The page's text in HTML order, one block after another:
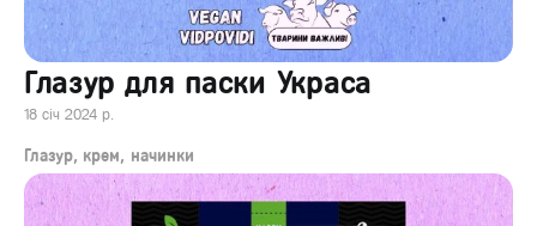
Глазур для паски Украса
18 січ 2024 р.
Глазур, крем, начинки